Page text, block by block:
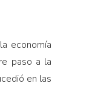
economía
paso a la
en las